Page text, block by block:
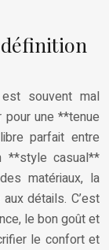
souvent mal
pour une **tenue
parfait entre
**style casual**
matériaux, la
détails. C’est
le bon goût et
le confort et